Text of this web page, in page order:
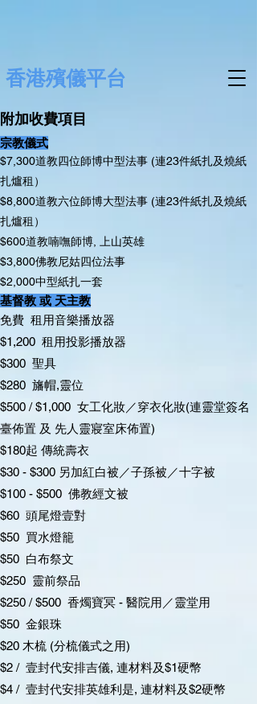
香港殯儀平台
附加收費項目
宗教儀式
$7,300道教四位師博中型法事 (連23件紙扎及燒紙
扎爐租）
$8,800道教六位師博大型法事 (連23件紙扎及燒紙
扎爐租）
$600道教喃嘸師博, 上山英雄
$3,800佛教尼姑四位法事
$2,000中型紙扎一套
基督教 或 天主教
免費 租用音樂播放器
$1,200 租用投影播放器
$300 聖具
$280 旛帽,靈位
$500 / $1,000 女工化妝／穿衣化妝(連靈堂簽名
臺佈置 及 先人靈寢室床佈置)
$180起 傳統壽衣
$30 - $300 另加紅白被／子孫被／十字被
$100 - $500 佛教經文被
$60 頭尾燈壹對
$50 買水燈籠
$50 白布祭文
$250 靈前祭品
$250 / $500 香燭寶冥 - 醫院用／靈堂用
$50 金銀珠
$20 木梳 (分梳儀式之用)
$2 / 壹封代安排吉儀, 連材料及$1硬幣
$4 / 壹封代安排英雄利是, 連材料及$2硬幣